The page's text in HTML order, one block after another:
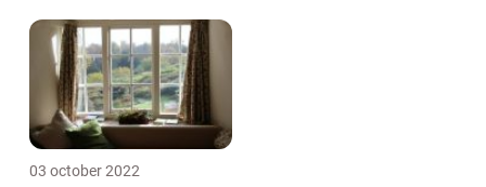
03 october 2022